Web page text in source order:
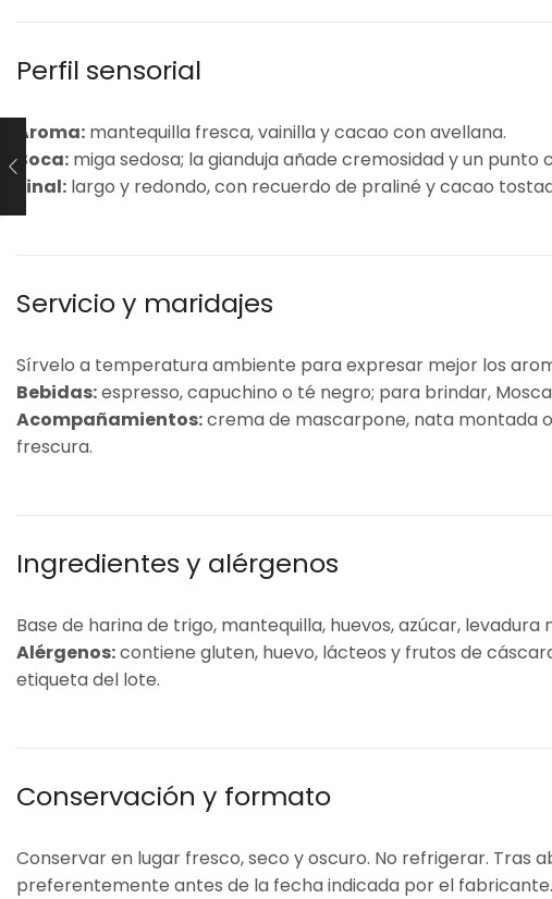
Perfil sensorial
Aroma: mantequilla fresca, vainilla y cacao con avellana.
Boca: miga sedosa; la gianduja añade cremosidad y un punto
Final: largo y redondo, con recuerdo de praliné y cacao
Servicio y maridajes
Sírvelo a temperatura ambiente para expresar mejor los
Bebidas:espresso, capuchino o té negro; para brindar,
Acompañamientos:crema de mascarpone, nata montada
frescura.
Ingredientes y alérgenos
Base de harina de trigo, mantequilla, huevos, azúcar,
Alérgenos:contiene gluten, huevo, lácteos y frutos de
etiqueta del lote.
Conservación y formato
Conservar en lugar fresco, seco y oscuro. No refrigerar. Tras
preferentemente antes de la fecha indicada por el fabricante.